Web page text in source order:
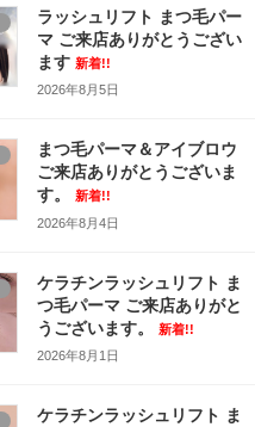
ラッシュリフト まつ毛パー
マ ご来店ありがとうござい
ます 新着!!
2026年8月5日
まつ毛パーマ＆アイブロウ
ご来店ありがとうございま
す。
新着!!
2026年8月4日
ケラチンラッシュリフト ま
つ毛パーマ ご来店ありがと
うございます。
新着!!
2026年8月1日
ケラチンラッシュリフト ま